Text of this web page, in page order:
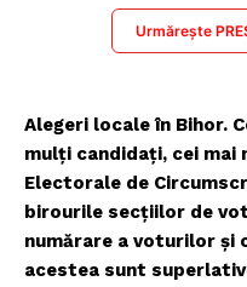
Urmărește
Alegeri locale în Bihor.
mulţi candidaţi, cei
Electorale de
birourile secţiilor de
numărare a voturilor şi
acestea sunt